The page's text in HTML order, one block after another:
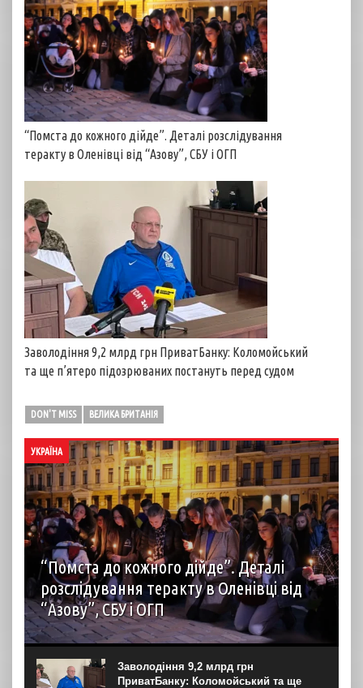
“Помста до кожного дійде”. Деталі розслідування
теракту в Оленівці від “Азову”, СБУ і ОГП
Заволодіння 9,2 млрд грн ПриватБанку: Коломойський
та ще п’ятеро підозрюваних постануть перед судом
DON'T MISS ВЕЛИКА БРИТАНІЯ
УКРАЇНА
“Помста до кожного дійде”. Деталі
розслідування теракту в Оленівці від
“Азову”, СБУ і ОГП
автор: Наталія Терамае 28 липня рідні вцілілих
“азовців” в Оленівці виступили із шокуючою заявою.
Мовляв, списки полонених у “бараці 200”, де стався
вибух, укладав полонений представник корпусу. Заява...
Заволодіння 9,2 млрд грн
ПриватБанку: Коломойський та ще